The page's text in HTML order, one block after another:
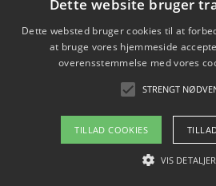
Hvordan nyheder om CO2-
hverdag
Om / kontakt
Blog
Dette website bruger
Dette websted bruger cookies til at
at bruge vores hjemmeside
overensstemmelse med vores
STRENGT
TILLAD COOKIES
VIS DETALJER